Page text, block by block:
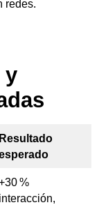
redes.
y
Resultado
%
interacción,